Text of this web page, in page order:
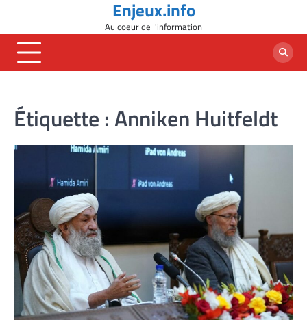
content
Enjeux.info
Au coeur de l'information
Étiquette :Anniken Huitfeldt